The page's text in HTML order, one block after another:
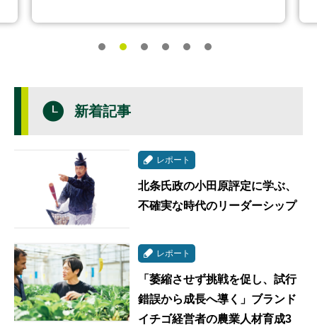
InfoLoungeとは
プライバシーポリシー
本サイトのご利用にあたって
お問い合わせ
新着記事
レポート
北条氏政の小田原評定に学ぶ、
不確実な時代のリーダーシップ
レポート
「萎縮させず挑戦を促し、試行
錯誤から成長へ導く」ブランド
イチゴ経営者の農業人材育成3